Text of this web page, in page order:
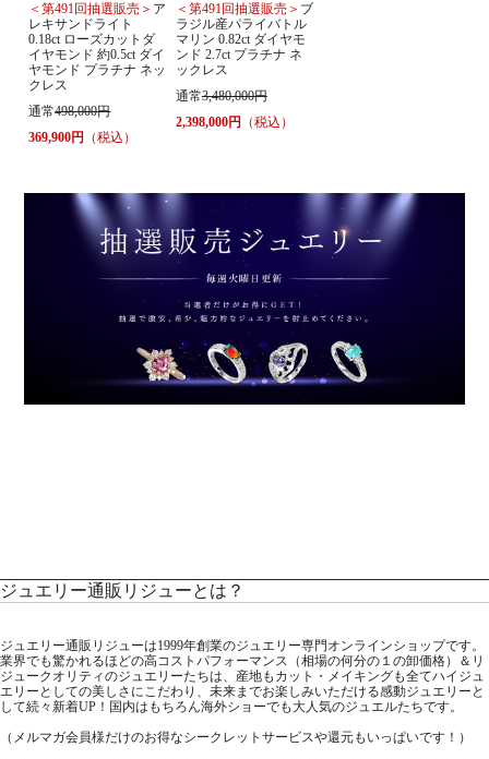
＜第491回抽選販売＞ ア
レキサンドライト
0.18ct ローズカットダ
イヤモンド 約0.5ct ダイ
ヤモンド プラチナ ネッ
クレス
通常498,000円
369,900円
（税込）
＜第491回抽選販売＞ ブ
ラジル産パライバトル
マリン 0.82ct ダイヤモ
ンド 2.7ct プラチナ ネ
ックレス
通常3,480,000円
2,398,000円
（税込）
ジュエリー通販リジューとは？
ジュエリー通販リジューは1999年創業のジュエリー専門オンラインショップです。
業界でも驚かれるほどの高コストパフォーマンス（相場の何分の１の卸価格）＆リ
ジュークオリティのジュエリーたちは、産地もカット・メイキングも全てハイジュ
エリーとしての美しさにこだわり、未来までお楽しみいただける感動ジュエリーと
して続々新着UP！国内はもちろん海外ショーでも大人気のジュエルたちです。
（メルマガ会員様だけのお得なシークレットサービスや還元もいっぱいです！）